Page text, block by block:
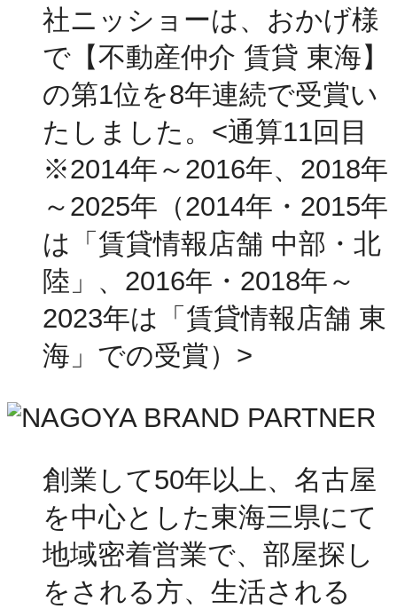
社ニッショーは、おかげ様
で【不動産仲介 賃貸 東海】
の第1位を8年連続で受賞い
たしました。<通算11回目
※2014年～2016年、2018年
～2025年（2014年・2015年
は「賃貸情報店舗 中部・北
陸」、2016年・2018年～
2023年は「賃貸情報店舗 東
海」での受賞）>
創業して50年以上、名古屋
を中心とした東海三県にて
地域密着営業で、部屋探し
をされる方、生活される